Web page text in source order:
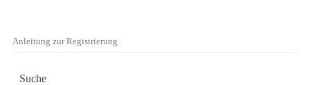
Anleitung zur Registrierung
Suche